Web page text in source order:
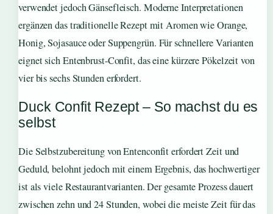
verwendet jedoch Gänsefleisch. Moderne Interpretationen
ergänzen das traditionelle Rezept mit Aromen wie Orange,
Honig, Sojasauce oder Suppengrün. Für schnellere Varianten
eignet sich Entenbrust-Confit, das eine kürzere Pökelzeit von
vier bis sechs Stunden erfordert.
Duck Confit Rezept – So machst du es
selbst
Die Selbstzubereitung von Entenconfit erfordert Zeit und
Geduld, belohnt jedoch mit einem Ergebnis, das hochwertiger
ist als viele Restaurantvarianten. Der gesamte Prozess dauert
zwischen zehn und 24 Stunden, wobei die meiste Zeit für das